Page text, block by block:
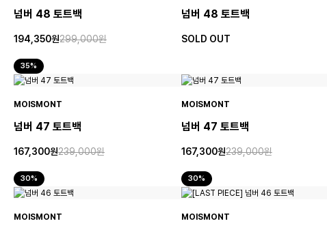
넘버 48 토트백
194,350원299,000원
35%
넘버 48 토트백
SOLD OUT
MOISMONT
넘버 47 토트백
167,300원239,000원
30%
MOISMONT
넘버 47 토트백
167,300원239,000원
30%
MOISMONT MOISMONT